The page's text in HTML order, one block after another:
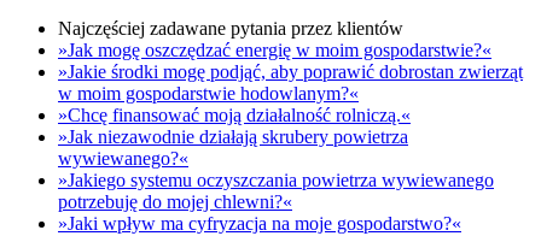
Najczęściej zadawane pytania przez klientów
»Jak mogę oszczędzać energię w moim gospodarstwie?«
»Jakie środki mogę podjąć, aby poprawić dobrostan zwierząt
w moim gospodarstwie hodowlanym?«
»Chcę finansować moją działalność rolniczą.«
»Jak niezawodnie działają skrubery powietrza
wywiewanego?«
»Jakiego systemu oczyszczania powietrza wywiewanego
potrzebuję do mojej chlewni?«
»Jaki wpływ ma cyfryzacja na moje gospodarstwo?«